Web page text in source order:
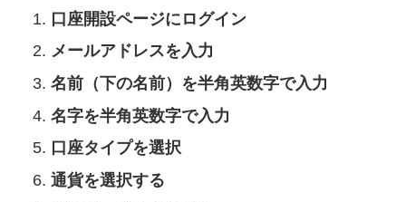
口座開設ページにログイン
メールアドレスを入力
名前（下の名前）を半角英数字で入力
名字を半角英数字で入力
口座タイプを選択
通貨を選択する